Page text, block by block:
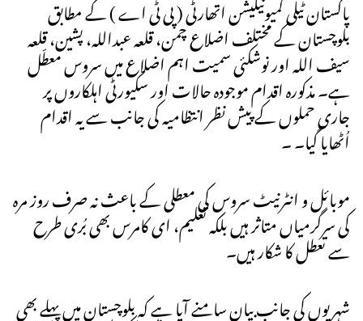
پاکستان ٹیلی کمیونیکیشن اتھارٹی ( پی ٹی اے ) کے مطابق
بلوچستان کے مختلف اضلاع چمن، قلعہ عبداللہ، پشین، قلعہ
سیف اللہ اور نوشکئی سمیت اہم اضلاع میں سروس معطّل
ہے۔ مذکورہ اقدام موجودہ حالات اور سکیورٹی اہلکاروں پر
جاری حملوں کے پیش نظر انتظامیہ کی جانب سے یہ اقدام
اُٹھایا گیا۔ ۔
موبائل و انٹرنیٹ سروس کی معطلی کے باعث نہ صرف روز مرہ
کی سرگرمیاں متاثر ہیں بلکہ تعلیم، ای کامرس بھی بُری طرح
سے تعطل کا شکار ہیں۔
شہریوں کی جانب بیان سامنے آیا ہے کہ بلوچستان میں پہلے بھی